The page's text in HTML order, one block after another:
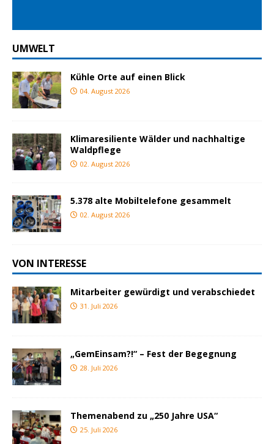
UMWELT
Kühle Orte auf einen Blick
04. August 2026
Klimaresiliente Wälder und nachhaltige
Waldpflege
02. August 2026
5.378 alte Mobiltelefone gesammelt
02. August 2026
VON INTERESSE
Mitarbeiter gewürdigt und verabschiedet
31. Juli 2026
„GemEinsam?!“ – Fest der Begegnung
28. Juli 2026
Themenabend zu „250 Jahre USA“
25. Juli 2026